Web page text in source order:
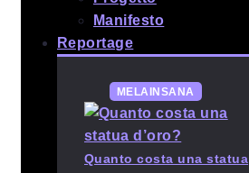
Manifesto
Reportage
MELAINSANA
Quanto costa una statua